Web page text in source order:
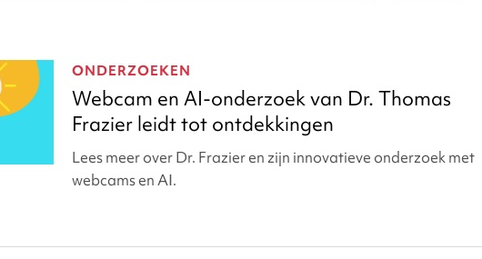
ONDERZOEKEN
Webcam en AI-onderzoek van Dr. Thomas
Frazier leidt tot ontdekkingen
Lees meer over Dr. Frazier en zijn innovatieve onderzoek met
webcams en AI.